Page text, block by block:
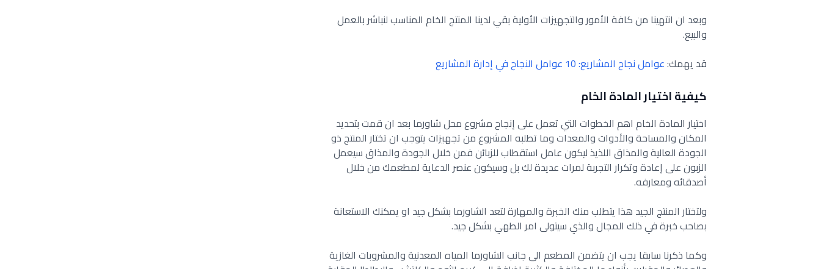
وبعد ان انتهينا من كافة الأمور والتجهيزات الأولية بقي لدينا المنتج الخام المناسب لنباشر بالعمل
والبيع.
قد يهمك:عوامل نجاح المشاريع: 10 عوامل النجاح في إدارة المشاريع
كيفية اختيار المادة الخام
اختيار المادة الخام اهم الخطوات التي تعمل على إنجاح مشروع محل شاورما بعد ان قمت بتحديد
المكان والمساحة والأدوات والمعدات وما تطلبه المشروع من تجهيزات يتوجب ان تختار المنتج ذو
الجودة العالية والمذاق اللذيذ ليكون عامل استقطاب للزبائن فمن خلال الجودة والمذاق سيعمل
الزبون على إعادة وتكرار التجربة لمرات عديدة لك بل وسيكون عنصر الدعاية لمطعمك من خلال
أصدقائه ومعارفه.
ولتختار المنتج الجيد هذا يتطلب منك الخبرة والمهارة لتعد الشاورما بشكل جيد او يمكنك الاستعانة
بصاحب خبرة في ذلك المجال والذي سيتولى امر الطهي بشكل جيد.
وكما ذكرنا سابقا يجب ان يتضمن المطعم الى جانب الشاورما المياه المعدنية والمشروبات الغازية